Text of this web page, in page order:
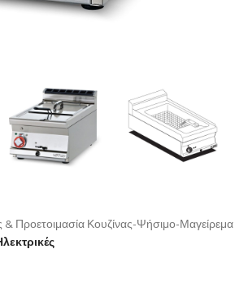
Προετοιμασία Κουζίνας-Ψήσιμο-Μαγείρεμα